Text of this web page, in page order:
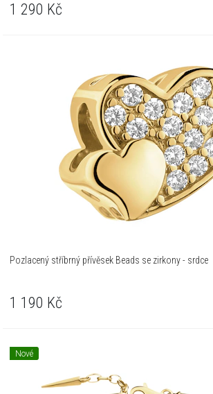
1 290 Kč
Pozlacený stříbrný přívěsek Beads se zirkony - srdce
1 190 Kč
Nové